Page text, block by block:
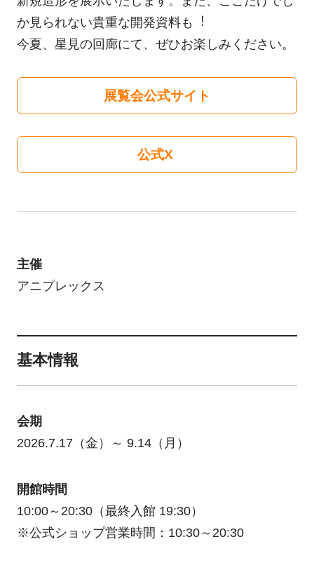
か見られない貴重な開発資料も︕
今夏、星見の回廊にて、ぜひお楽しみください。
展覧会公式サイト
公式X
主催
アニプレックス
基本情報
会期
2026.7.17（金）～ 9.14（月）
開館時間
10:00～20:30（最終入館 19:30）
※公式ショップ営業時間：10:30～20:30